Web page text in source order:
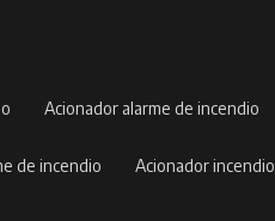
acionador alarme de incendio
de incendio acionador incendio